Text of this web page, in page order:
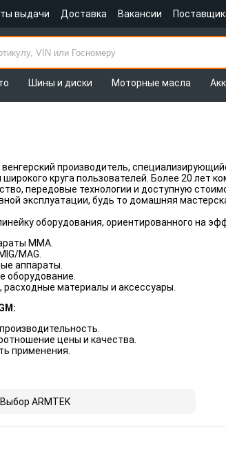
выдачи Доставка Вакансии
Шины и диски Моторные масла
производитель,
круга пользователей. Более 20 лет
передовые технологии и доступную
эксплуатации, будь то домашняя
оборудования, ориентированного на
MMA.
MAG.
аппараты.
оборудование.
расходные материалы и аксессуары.
цены и качества.
применения.
Выбор ARMTEK